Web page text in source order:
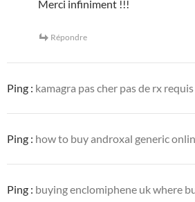
Merci infiniment !!!
Répondre
Ping : kamagra pas cher pas de rx
Ping : how to buy androxal generic
Ping : buying enclomiphene uk where